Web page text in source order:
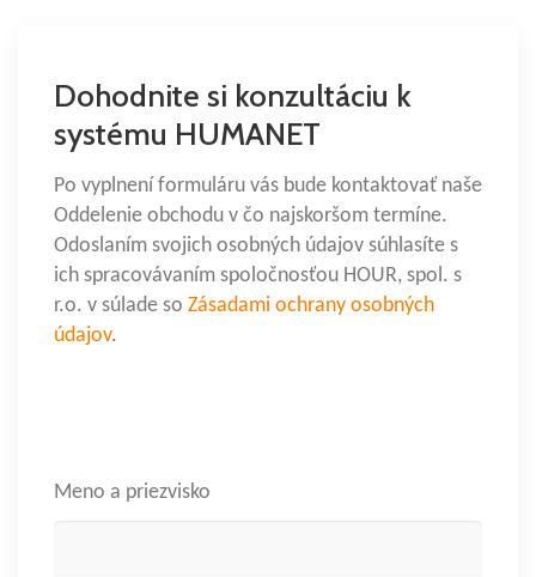
Dohodnite si konzultáciu k
systému HUMANET
Po vyplnení formuláru vás bude kontaktovať naše
Oddelenie obchodu v čo najskoršom termíne.
Odoslaním svojich osobných údajov súhlasíte s
ich spracovávaním spoločnosťou HOUR, spol. s
r.o. v súlade so Zásadami ochrany osobných
údajov.
Meno a priezvisko